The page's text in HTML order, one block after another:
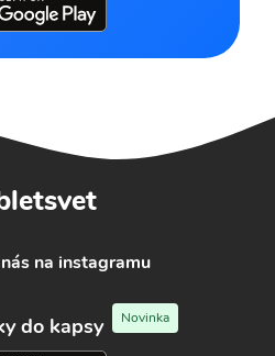
na instagramu
do kapsy Novinka